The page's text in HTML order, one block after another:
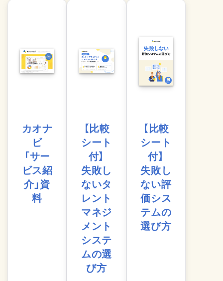
カオナ
ビ
「サー
ビス紹
介」資
料
【比較
シート
付】
失敗し
ないタ
レント
マネジ
メント
システ
ムの選
び方
【比較
シート
付】
失敗し
ない評
価シス
テムの
選び方